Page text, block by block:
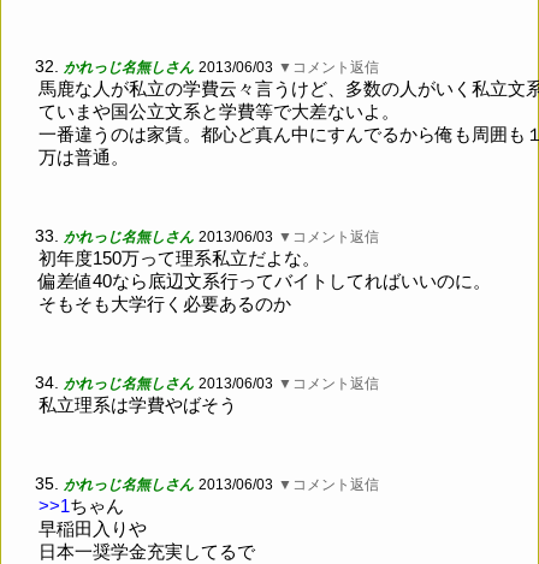
32. かれっじ名無しさん 2013/06/03 ▼コメント返信
馬鹿な人が私立の学費云々言うけど、多数の人がいく私立文
ていまや国公立文系と学費等で大差ないよ。
一番違うのは家賃。都心ど真ん中にすんでるから俺も周囲も
万は普通。
33. かれっじ名無しさん 2013/06/03 ▼コメント返信
初年度150万って理系私立だよな。
偏差値40なら底辺文系行ってバイトしてればいいのに。
そもそも大学行く必要あるのか
34. かれっじ名無しさん 2013/06/03 ▼コメント返信
私立理系は学費やばそう
35. かれっじ名無しさん 2013/06/03 ▼コメント返信
>>1ちゃん
早稲田入りや
日本一奨学金充実してるで